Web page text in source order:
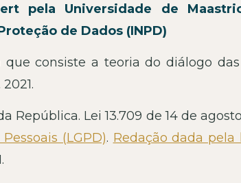
pela Universidade de
de Dados (INPD)
que consiste a teoria do diálogo
República. Lei 13.709 de 14 de
(LGPD). Redação dada pela